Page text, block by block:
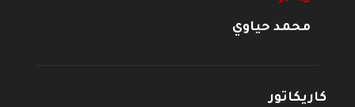
محمد حياوي
كاريكاتور